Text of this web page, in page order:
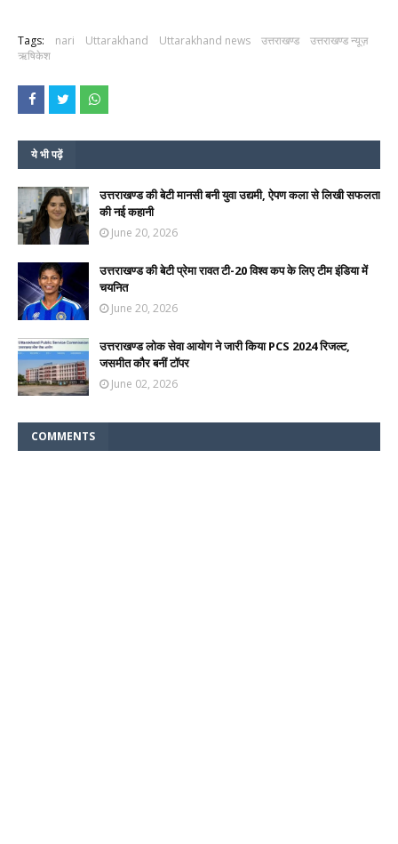
Tags: nari Uttarakhand Uttarakhand news उत्तराखण्ड
उत्तराखण्ड न्यूज़
ऋषिकेश
ये भी पढ़ें
उत्तराखण्ड की बेटी मानसी बनी युवा उद्यमी, ऐपण कला से लिखी सफलता
की नई कहानी
June 20, 2026
उत्तराखण्ड की बेटी प्रेमा रावत टी-20 विश्व कप के लिए टीम इंडिया में
चयनित
June 20, 2026
उत्तराखण्ड लोक सेवा आयोग ने जारी किया PCS 2024 रिजल्ट,
जसमीत कौर बनीं टॉपर
June 02, 2026
COMMENTS